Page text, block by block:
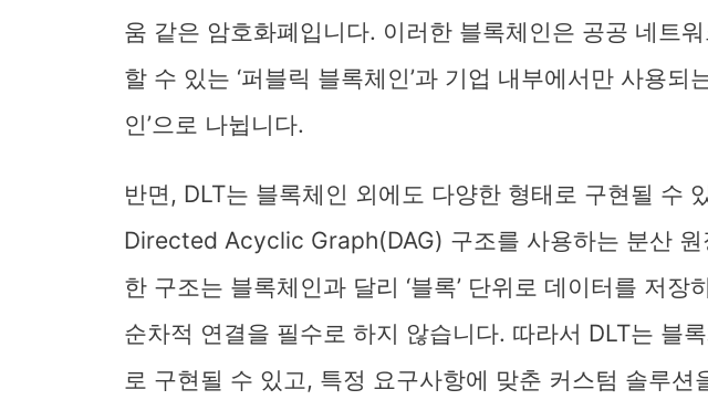
움 같은 암호화폐입니다. 이러한 블록체인은 공공 네트
할 수 있는 ‘퍼블릭 블록체인’과 기업 내부에서만 사용되
인’으로 나뉩니다.
반면, DLT는 블록체인 외에도 다양한 형태로 구현될 수
Directed Acyclic Graph(DAG) 구조를 사용하는 분산 원
한 구조는 블록체인과 달리 ‘블록’ 단위로 데이터를 저장
순차적 연결을 필수로 하지 않습니다. 따라서 DLT는 블
로 구현될 수 있고, 특정 요구사항에 맞춘 커스텀 솔루션